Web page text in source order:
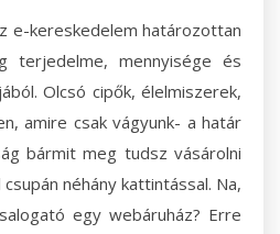
e-kereskedelem határozottan
mennyisége és
Olcsó cipők, élelmiszerek,
amire csak vágyunk- a határ
bármit meg tudsz vásárolni
néhány kattintással. Na,
egy webáruház? Erre